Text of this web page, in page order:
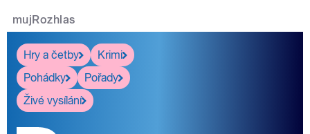
mujRozhlas
Hry a četby
Krimi
Pohádky
Pořady
Živé vysílání